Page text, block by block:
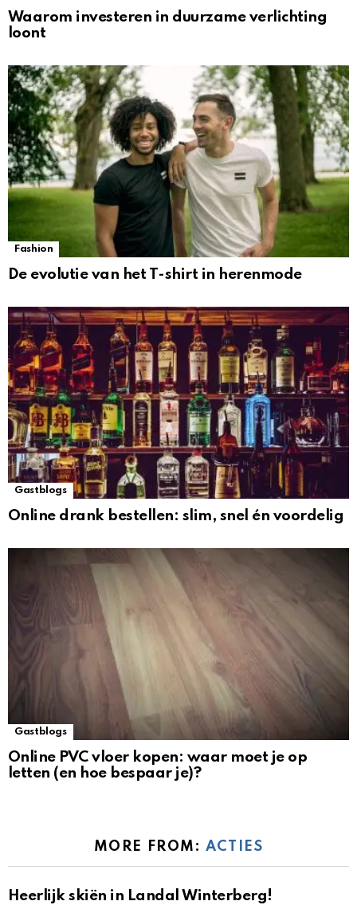
Waarom investeren in duurzame verlichting
loont
Fashion
De evolutie van het T-shirt in herenmode
Gastblogs
Online drank bestellen: slim, snel én voordelig
Gastblogs
Online PVC vloer kopen: waar moet je op
letten (en hoe bespaar je)?
MORE FROM: ACTIES
Heerlijk skiën in Landal Winterberg!